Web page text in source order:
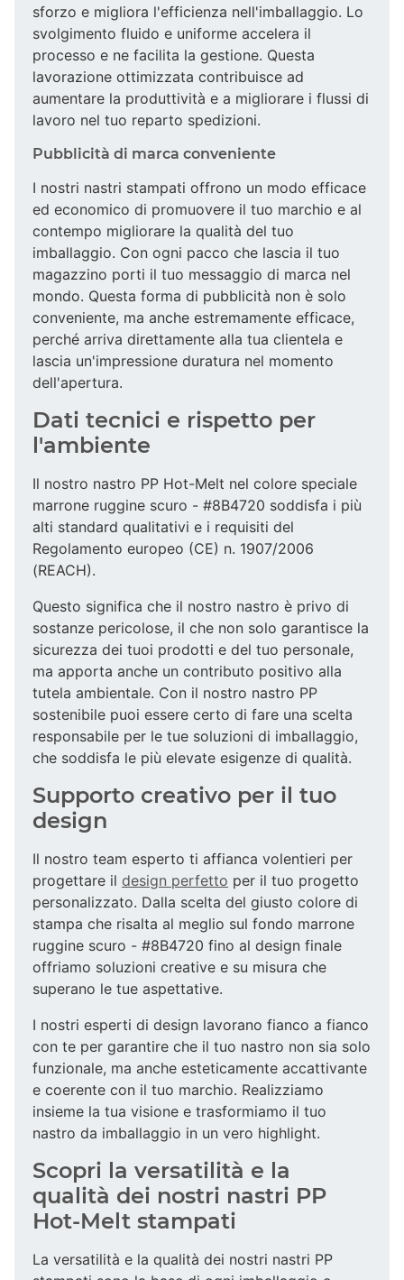
sforzo e migliora l'efficienza nell'imballaggio. Lo
svolgimento fluido e uniforme accelera il
processo e ne facilita la gestione. Questa
lavorazione ottimizzata contribuisce ad
aumentare la produttività e a migliorare i flussi di
lavoro nel tuo reparto spedizioni.
Pubblicità di marca conveniente
I nostri nastri stampati offrono un modo efficace
ed economico di promuovere il tuo marchio e al
contempo migliorare la qualità del tuo
imballaggio. Con ogni pacco che lascia il tuo
magazzino porti il tuo messaggio di marca nel
mondo. Questa forma di pubblicità non è solo
conveniente, ma anche estremamente efficace,
perché arriva direttamente alla tua clientela e
lascia un'impressione duratura nel momento
dell'apertura.
Dati tecnici e rispetto per
l'ambiente
Il nostro nastro PP Hot-Melt nel colore speciale
marrone ruggine scuro - #8B4720 soddisfa i più
alti standard qualitativi e i requisiti del
Regolamento europeo (CE) n. 1907/2006
(REACH).
Questo significa che il nostro nastro è privo di
sostanze pericolose, il che non solo garantisce la
sicurezza dei tuoi prodotti e del tuo personale,
ma apporta anche un contributo positivo alla
tutela ambientale. Con il nostro nastro PP
sostenibile puoi essere certo di fare una scelta
responsabile per le tue soluzioni di imballaggio,
che soddisfa le più elevate esigenze di qualità.
Supporto creativo per il tuo
design
Il nostro team esperto ti affianca volentieri per
progettare il design perfetto per il tuo progetto
personalizzato. Dalla scelta del giusto colore di
stampa che risalta al meglio sul fondo marrone
ruggine scuro - #8B4720 fino al design finale
offriamo soluzioni creative e su misura che
superano le tue aspettative.
I nostri esperti di design lavorano fianco a fianco
con te per garantire che il tuo nastro non sia solo
funzionale, ma anche esteticamente accattivante
e coerente con il tuo marchio. Realizziamo
insieme la tua visione e trasformiamo il tuo
nastro da imballaggio in un vero highlight.
Scopri la versatilità e la
qualità dei nostri nastri PP
Hot-Melt stampati
La versatilità e la qualità dei nostri nastri PP